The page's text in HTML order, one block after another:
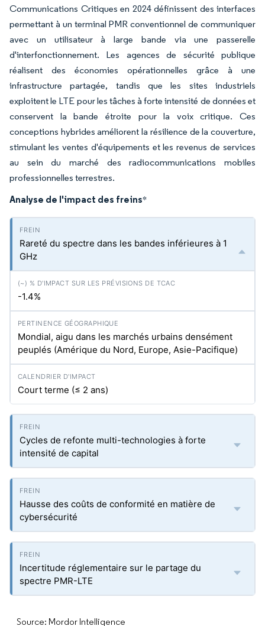
Communications Critiques en 2024 définissent des interfaces
permettant à un terminal PMR conventionnel de communiquer
avec un utilisateur à large bande via une passerelle
d'interfonctionnement. Les agences de sécurité publique
réalisent des économies opérationnelles grâce à une
infrastructure partagée, tandis que les sites industriels
exploitent le LTE pour les tâches à forte intensité de données et
conservent la bande étroite pour la voix critique. Ces
conceptions hybrides améliorent la résilience de la couverture,
stimulant les ventes d'équipements et les revenus de services
au sein du marché des radiocommunications mobiles
professionnelles terrestres.
Analyse de l'impact des freins*
Rareté du spectre dans les bandes inférieures à 1
GHz
-1.4%
Mondial, aigu dans les marchés urbains densément
peuplés (Amérique du Nord, Europe, Asie-Pacifique)
Court terme (≤ 2 ans)
Cycles de refonte multi-technologies à forte
intensité de capital
Hausse des coûts de conformité en matière de
cybersécurité
Incertitude réglementaire sur le partage du
spectre PMR-LTE
Source: Mordor Intelligence